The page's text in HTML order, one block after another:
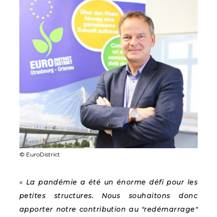
© EuroDistrict
« La pandémie a été un énorme défi pour les
petites structures. Nous souhaitons donc
apporter notre contribution au "redémarrage"